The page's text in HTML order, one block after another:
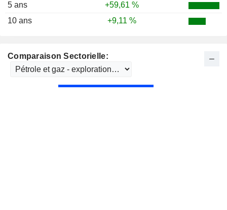
5 ans
+59,61 %
10 ans
+9,11 %
Comparaison Sectorielle: